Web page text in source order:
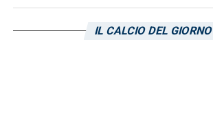
IL CALCIO DEL GIORNO